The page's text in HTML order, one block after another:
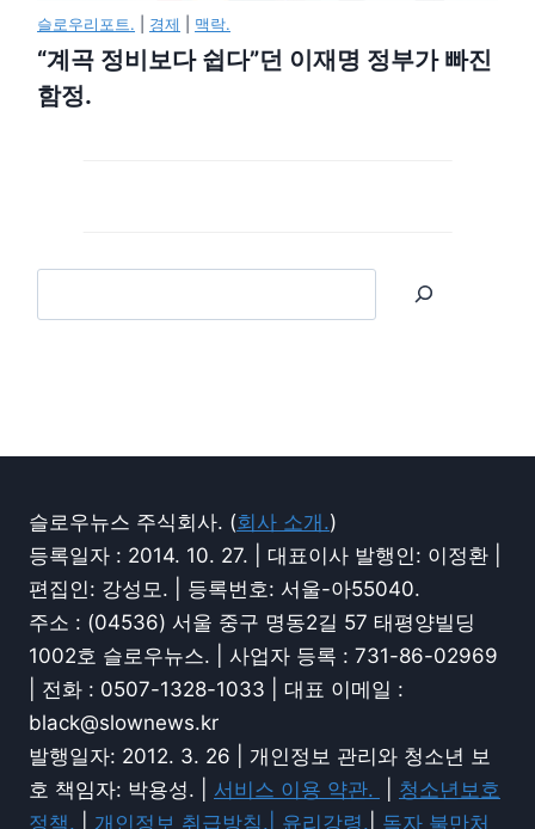
슬로우리포트. 경제 맥락.
“계곡 정비보다 쉽다”던 이재명 정부가 빠진
함정.
슬로우뉴스 주식회사. (회사 소개.)
등록일자 : 2014. 10. 27. | 대표이사 발행인: 이정환 |
편집인: 강성모. | 등록번호: 서울-아55040.
주소 : (04536) 서울 중구 명동2길 57 태평양빌딩
1002호 슬로우뉴스. | 사업자 등록 : 731-86-02969
| 전화 : 0507-1328-1033 | 대표 이메일 :
black@slownews.kr
발행일자: 2012. 3. 26 | 개인정보 관리와 청소년 보
호 책임자: 박용성. | 서비스 이용 약관.
청소년보호
정책.
개인정보 취급방침.| 윤리강령. 독자 불만처